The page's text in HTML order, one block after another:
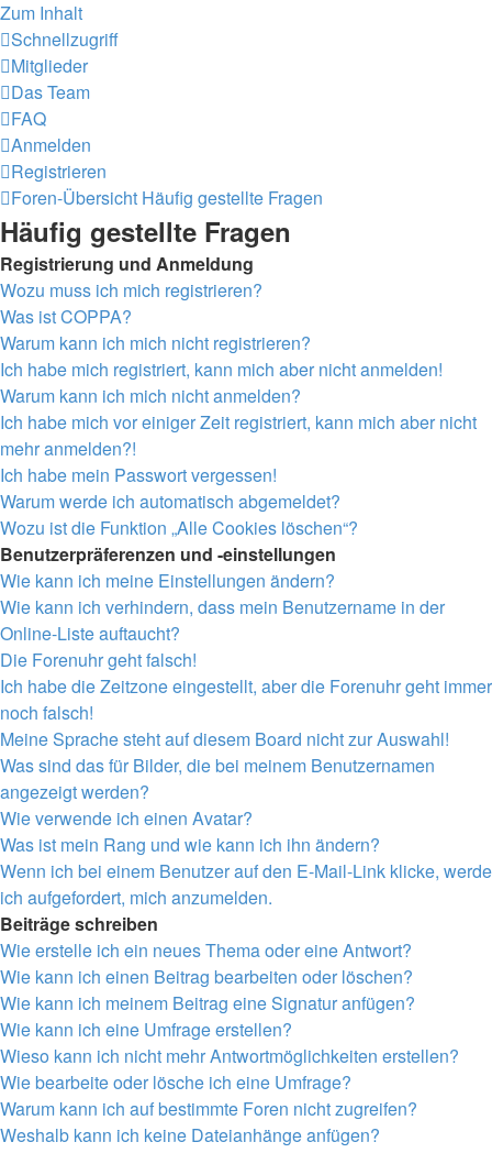
Zum Inhalt
Schnellzugriff
Mitglieder
Das Team
FAQ
Anmelden
Registrieren
Foren-Übersicht Häufig gestellte Fragen
Häufig gestellte Fragen
Registrierung und Anmeldung
Wozu muss ich mich registrieren?
Was ist COPPA?
Warum kann ich mich nicht registrieren?
Ich habe mich registriert, kann mich aber nicht anmelden!
Warum kann ich mich nicht anmelden?
Ich habe mich vor einiger Zeit registriert, kann mich aber nicht
mehr anmelden?!
Ich habe mein Passwort vergessen!
Warum werde ich automatisch abgemeldet?
Wozu ist die Funktion „Alle Cookies löschen“?
Benutzerpräferenzen und -einstellungen
Wie kann ich meine Einstellungen ändern?
Wie kann ich verhindern, dass mein Benutzername in der
Online-Liste auftaucht?
Die Forenuhr geht falsch!
Ich habe die Zeitzone eingestellt, aber die Forenuhr geht immer
noch falsch!
Meine Sprache steht auf diesem Board nicht zur Auswahl!
Was sind das für Bilder, die bei meinem Benutzernamen
angezeigt werden?
Wie verwende ich einen Avatar?
Was ist mein Rang und wie kann ich ihn ändern?
Wenn ich bei einem Benutzer auf den E-Mail-Link klicke, werde
ich aufgefordert, mich anzumelden.
Beiträge schreiben
Wie erstelle ich ein neues Thema oder eine Antwort?
Wie kann ich einen Beitrag bearbeiten oder löschen?
Wie kann ich meinem Beitrag eine Signatur anfügen?
Wie kann ich eine Umfrage erstellen?
Wieso kann ich nicht mehr Antwortmöglichkeiten erstellen?
Wie bearbeite oder lösche ich eine Umfrage?
Warum kann ich auf bestimmte Foren nicht zugreifen?
Weshalb kann ich keine Dateianhänge anfügen?